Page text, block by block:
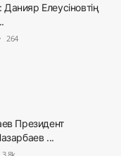
Данияр Елеусіновтің
264
Президент
...